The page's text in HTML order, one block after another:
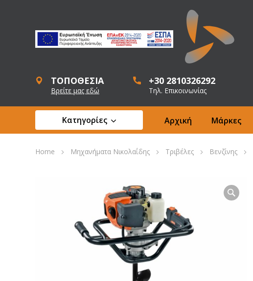
ΤΟΠΟΘΕΣΙΑ
Βρείτε μας εδώ
+30 2810326292
Τηλ. Επικοινωνίας
Κατηγορίες Αρχική Μάρκες
Home Μηχανήματα Νικολαΐδης Τριβέλες Βενζίνης